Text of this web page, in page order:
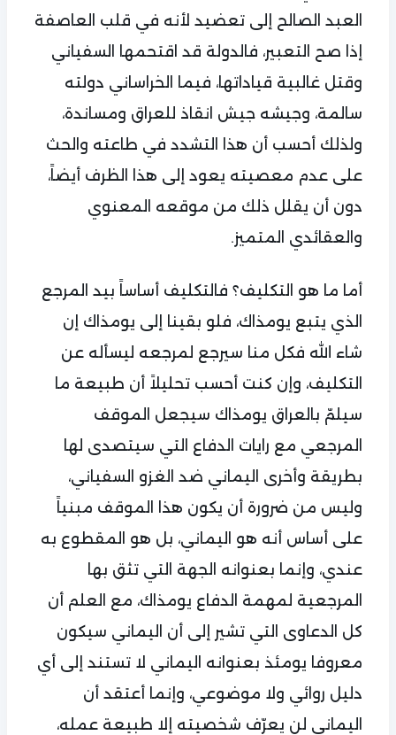
العبد الصالح إلى تعضيد لأنه في قلب العاصفة
إذا صح التعبير، فالدولة قد اقتحمها السفياني
وقتل غالبية قياداتها، فيما الخراساني دولته
سالمة، وجيشه جيش انقاذ للعراق ومساندة،
ولذلك أحسب أن هذا التشدد في طاعته والحث
على عدم معصيته يعود إلى هذا الظرف أيضاً،
دون أن يقلل ذلك من موقعه المعنوي
والعقائدي المتميز.
أما ما هو التكليف؟ فالتكليف أساساً بيد المرجع
الذي يتبع يومذاك، فلو بقينا إلى يومذاك إن
شاء الله فكل منا سيرجع لمرجعه ليسأله عن
التكليف، وإن كنت أحسب تحليلاً أن طبيعة ما
سيلمّ بالعراق يومذاك سيجعل الموقف
المرجعي مع رايات الدفاع التي سيتصدى لها
بطريقة وأخرى اليماني ضد الغزو السفياني،
وليس من ضرورة أن يكون هذا الموقف مبنياً
على أساس أنه هو اليماني، بل هو المقطوع به
عندي، وإنما بعنوانه الجهة التي تثق بها
المرجعية لمهمة الدفاع يومذاك، مع العلم أن
كل الدعاوى التي تشير إلى أن اليماني سيكون
معروفا يومئذ بعنوانه اليماني لا تستند إلى أي
دليل روائي ولا موضوعي، وإنما أعتقد أن
اليماني لن يعرّف شخصيته إلا طبيعة عمله،